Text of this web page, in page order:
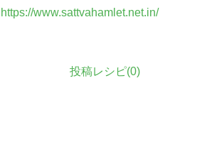
https://www.sattvahamlet.net.in/
投稿レシピ(0)